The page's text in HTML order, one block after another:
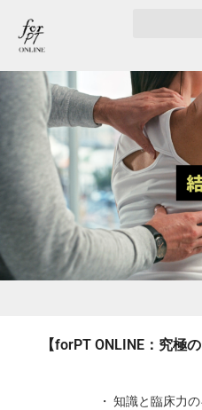
【forPT ONLINE：究極
・ 知識と臨床力